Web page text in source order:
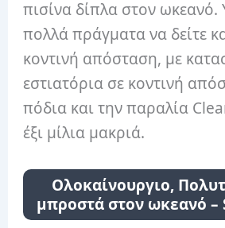
πισίνα δίπλα στον
πολλά πράγματα να δείτε
κοντινή απόσταση, με
εστιατόρια σε κοντινή
πόδια και την παραλία
έξι μίλια μακριά.
Ολοκαίνουργιο,
μπροστά στον ωκεανό –